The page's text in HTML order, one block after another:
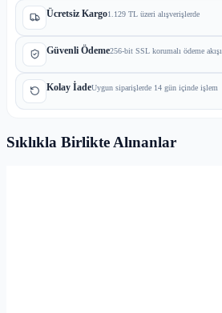
Ücretsiz Kargo1.129 TL üzeri alışverişlerde
Güvenli Ödeme256-bit SSL korumalı ödeme akışı
Kolay İadeUygun siparişlerde 14 gün içinde işlem
Sıklıkla Birlikte Alınanlar